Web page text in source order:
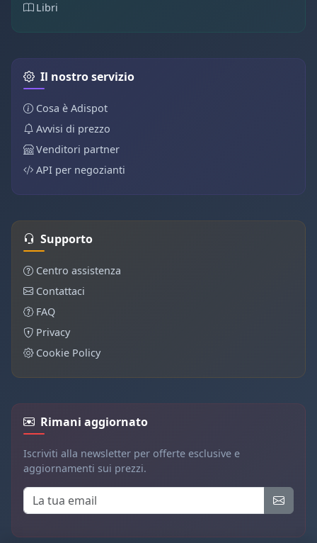
Libri
Il nostro servizio
Cosa è Adispot
Avvisi di prezzo
Venditori partner
API per negozianti
Supporto
Centro assistenza
Contattaci
FAQ
Privacy
Cookie Policy
Rimani aggiornato
Iscriviti alla newsletter per offerte esclusive e
aggiornamenti sui prezzi.